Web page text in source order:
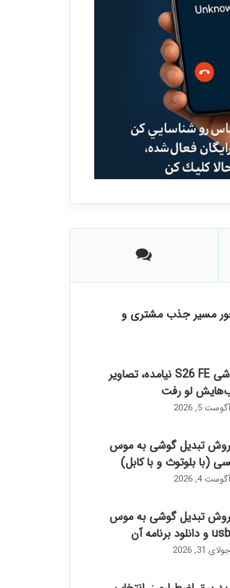
مسیر جذب مشتری و
گوشی S26 FE نیامده، تصاویر
لو رفت
آگوست 5, 2026
3 روش تبدیل گوشی به موس
(با بلوتوث و با کابل)
آگوست 4, 2026
3 روش تبدیل گوشی به موس
جولای 31, 2026